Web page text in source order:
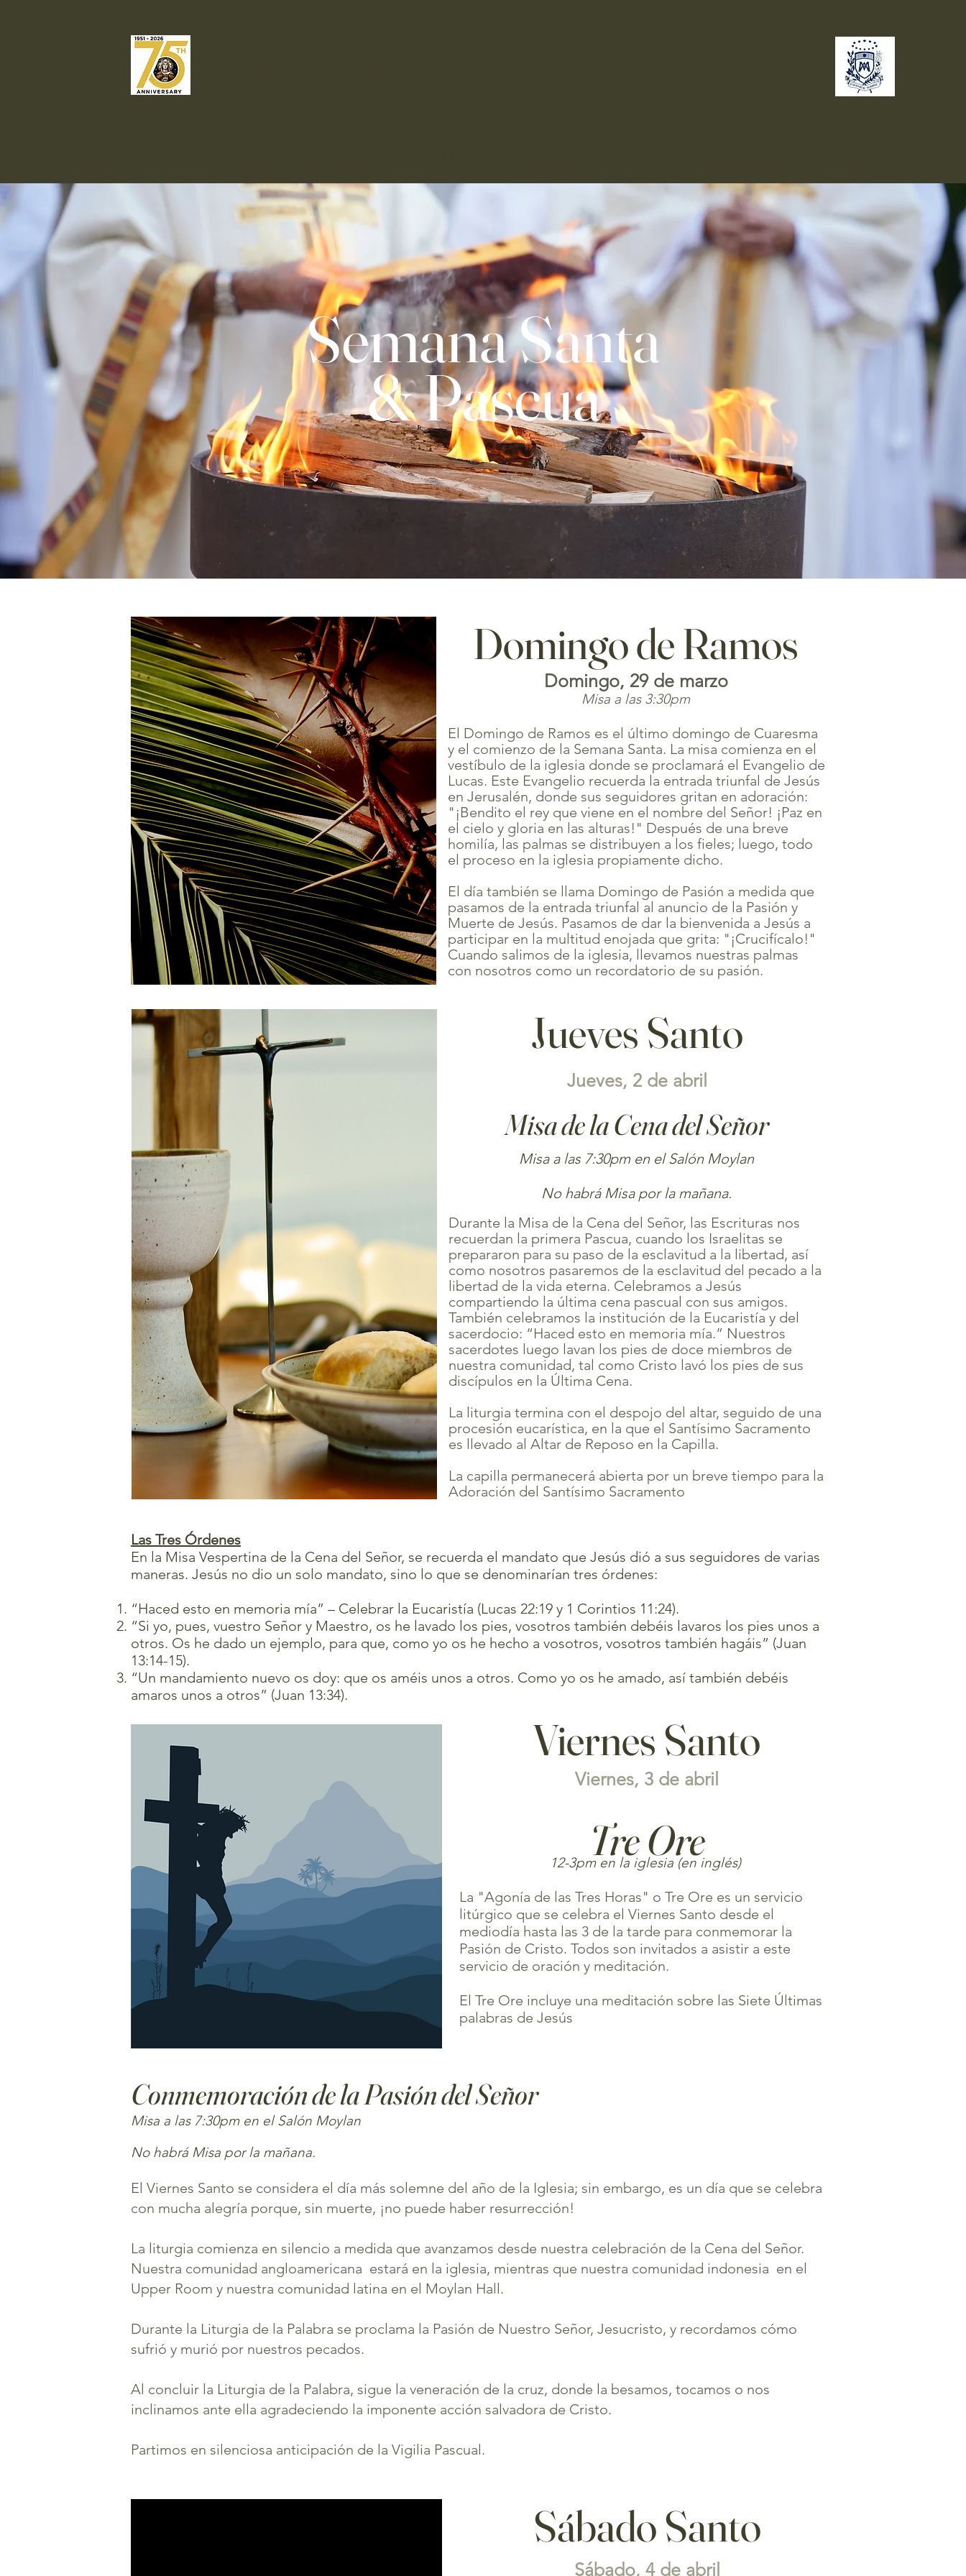
Semana Santa
& Pascua
Domingo de Ramos
Domingo, 29 de marzo
Misa a las 3:30pm
El Domingo de Ramos es el último domingo de Cuaresma
y el comienzo de la Semana Santa. La misa comienza en el
vestíbulo de la iglesia donde se proclamará el Evangelio de
Lucas. Este Evangelio recuerda la entrada triunfal de Jesús
en Jerusalén, donde sus seguidores gritan en adoración:
"¡Bendito el rey que viene en el nombre del Señor! ¡Paz en
el cielo y gloria en las alturas!" Después de una breve
homilía, las palmas se distribuyen a los fieles; luego, todo
el proceso en la iglesia propiamente dicho.
El día también se llama Domingo de Pasión a medida que
pasamos de la entrada triunfal al anuncio de la Pasión y
Muerte de Jesús. Pasamos de dar la bienvenida a Jesús a
participar en la multitud enojada que grita: "¡Crucifícalo!"
Cuando salimos de la iglesia, llevamos nuestras palmas
con nosotros como un recordatorio de su pasión.
Jueves Santo
Jueves, 2 de abril
Misa de la Cena del Señor
Misa a las 7:30pm en el Salón Moylan
No habrá Misa por la mañana.
Durante la Misa de la Cena del Señor, las Escrituras nos
recuerdan la primera Pascua, cuando los Israelitas se
prepararon para su paso de la esclavitud a la libertad, así
como nosotros pasaremos de la esclavitud del pecado a la
libertad de la vida eterna. Celebramos a Jesús
compartiendo la última cena pascual con sus amigos.
También celebramos la institución de la Eucaristía y del
sacerdocio: “Haced esto en memoria mía.” Nuestros
sacerdotes luego lavan los pies de doce miembros de
nuestra comunidad, tal como Cristo lavó los pies de sus
discípulos en la Última Cena.
La liturgia termina con el despojo del altar, seguido de una
procesión eucarística, en la que el Santísimo Sacramento
es llevado al Altar de Reposo en la Capilla.
La capilla permanecerá abierta por un breve tiempo para la
Adoración del Santísimo Sacramento
Las Tres Órdenes
En la Misa Vespertina de la Cena del Señor, se recuerda el mandato que Jesús dió a sus seguidores de varias
maneras. Jesús no dio un solo mandato, sino lo que se denominarían tres órdenes:
“Haced esto en memoria mía” – Celebrar la Eucaristía (Lucas 22:19 y 1 Corintios 11:24).
“Si yo, pues, vuestro Señor y Maestro, os he lavado los pies, vosotros también debéis lavaros los pies unos a
otros. Os he dado un ejemplo, para que, como yo os he hecho a vosotros, vosotros también hagáis” (Juan
13:14-15).
“Un mandamiento nuevo os doy: que os améis unos a otros. Como yo os he amado, así también debéis
amaros unos a otros” (Juan 13:34).
Viernes Santo
Viernes, 3 de abril
Tre Ore
12-3pm en la iglesia (en inglés)
La "Agonía de las Tres Horas" o Tre Ore es un servicio
litúrgico que se celebra el Viernes Santo desde el
mediodía hasta las 3 de la tarde para conmemorar la
Pasión de Cristo. Todos son invitados a asistir a este
servicio de oración y meditación.
El Tre Ore incluye una meditación sobre las Siete Últimas
palabras de Jesús
Conmemoración de la Pasión del Señor
Misa a las 7:30pm en el Salón Moylan
No habrá Misa por la mañana.
El Viernes Santo se considera el día más solemne del año de la Iglesia; sin embargo, es un día que se celebra
con mucha alegría porque, sin muerte, ¡no puede haber resurrección!
La liturgia comienza en silencio a medida que avanzamos desde nuestra celebración de la Cena del Señor.
Nuestra comunidad angloamericana estará en la iglesia, mientras que nuestra comunidad indonesia en el
Upper Room y nuestra comunidad latina en el Moylan Hall.
Durante la Liturgia de la Palabra se proclama la Pasión de Nuestro Señor, Jesucristo, y recordamos cómo
sufrió y murió por nuestros pecados.
Al concluir la Liturgia de la Palabra, sigue la veneración de la cruz, donde la besamos, tocamos o nos
inclinamos ante ella agradeciendo la imponente acción salvadora de Cristo.
Partimos en silenciosa anticipación de la Vigilia Pascual.
Sábado Santo
Sábado, 4 de abril